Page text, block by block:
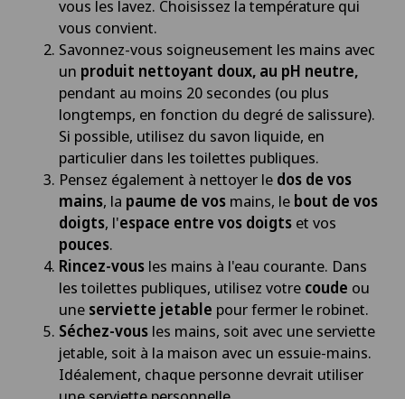
vous les lavez. Choisissez la température qui
vous convient.
Savonnez-vous soigneusement les mains avec
un produit nettoyant doux, au pH neutre,
pendant au moins 20 secondes (ou plus
longtemps, en fonction du degré de salissure).
Si possible, utilisez du savon liquide, en
particulier dans les toilettes publiques.
Pensez également à nettoyer le dos de vos
mains, la paume de vos mains, le bout de vos
doigts, l'espace entre vos doigts et vos
pouces.
Rincez-vous les mains à l'eau courante. Dans
les toilettes publiques, utilisez votre coude ou
une serviette jetable pour fermer le robinet.
Séchez-vous les mains, soit avec une serviette
jetable, soit à la maison avec un essuie-mains.
Idéalement, chaque personne devrait utiliser